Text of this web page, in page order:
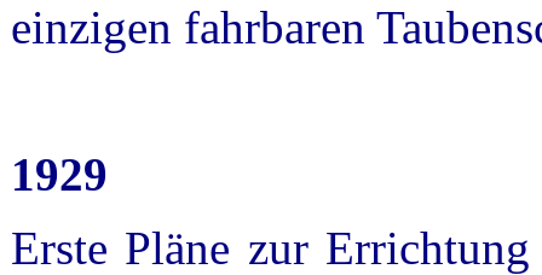
einzigen fahrbaren
1929
Erste Pläne zur